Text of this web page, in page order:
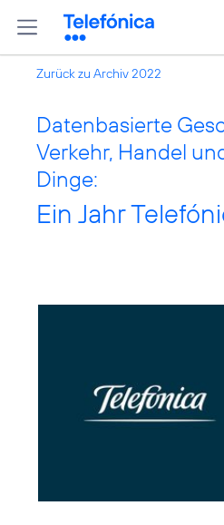
Zurück zu Archiv 2022
Datenbasierte
Verkehr, Handel
Dinge:
Ein Jahr